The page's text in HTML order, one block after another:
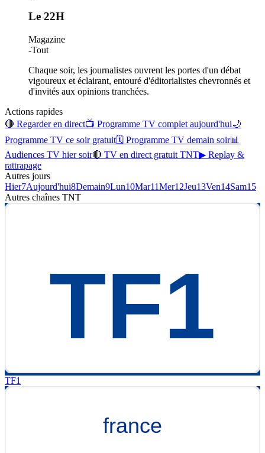
Le 22H
Magazine
-Tout
Chaque soir, les journalistes ouvrent les portes d'un débat
vigoureux et éclairant, entouré d'éditorialistes chevronnés et
d'invités aux opinions tranchées.
Actions rapides
🔴 Regarder en direct📺 Programme TV complet aujourd'hui🌙
Programme TV ce soir gratuit🗓 Programme TV demain soir📊
Audiences TV hier soir🔴 TV en direct gratuit TNT▶ Replay &
rattrapage
Autres jours
Hier7Aujourd'hui8Demain9Lun10Mar11Mer12Jeu13Ven14Sam15
Autres chaînes TNT
TF1